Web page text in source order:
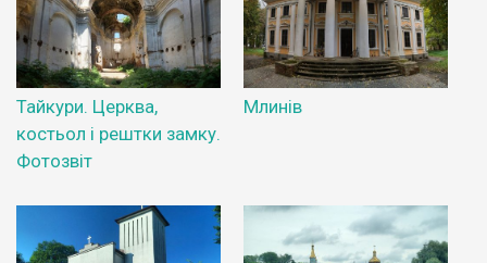
Тайкури. Церква,
костьол і рештки замку.
Фотозвіт
Млинів